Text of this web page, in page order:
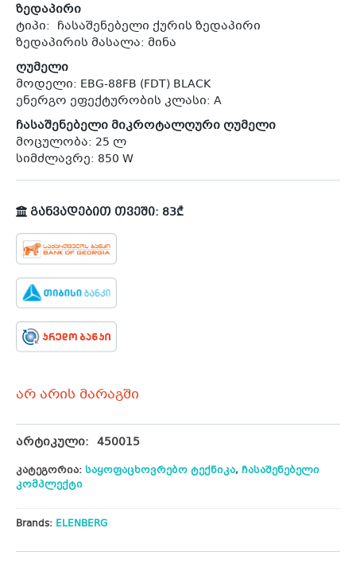
ზედაპირი
ტიპი: ჩასაშენებელი ქურის ზედაპირი
ზედაპირის მასალა: მინა
ღუმელი
მოდელი: EBG-88FB (FDT) BLACK
ენერგო ეფექტურობის კლასი: A
ჩასაშენებელი მიკროტალღური ღუმელი
მოცულობა: 25 ლ
სიმძლავრე: 850 W
განვადებით თვეში: 83₾
არ არის მარაგში
არტიკული: 450015
კატეგორია: საყოფაცხოვრებო ტექნიკა, ჩასაშენებელი
კომპლექტი
Brands: ELENBERG